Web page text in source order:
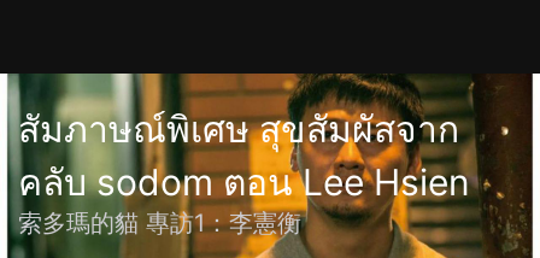
สัมภาษณ์พิเศษ สุขสัมผัสจาก
คลับ sodom ตอน Lee Hsien
索多瑪的貓 專訪1：李憲衡